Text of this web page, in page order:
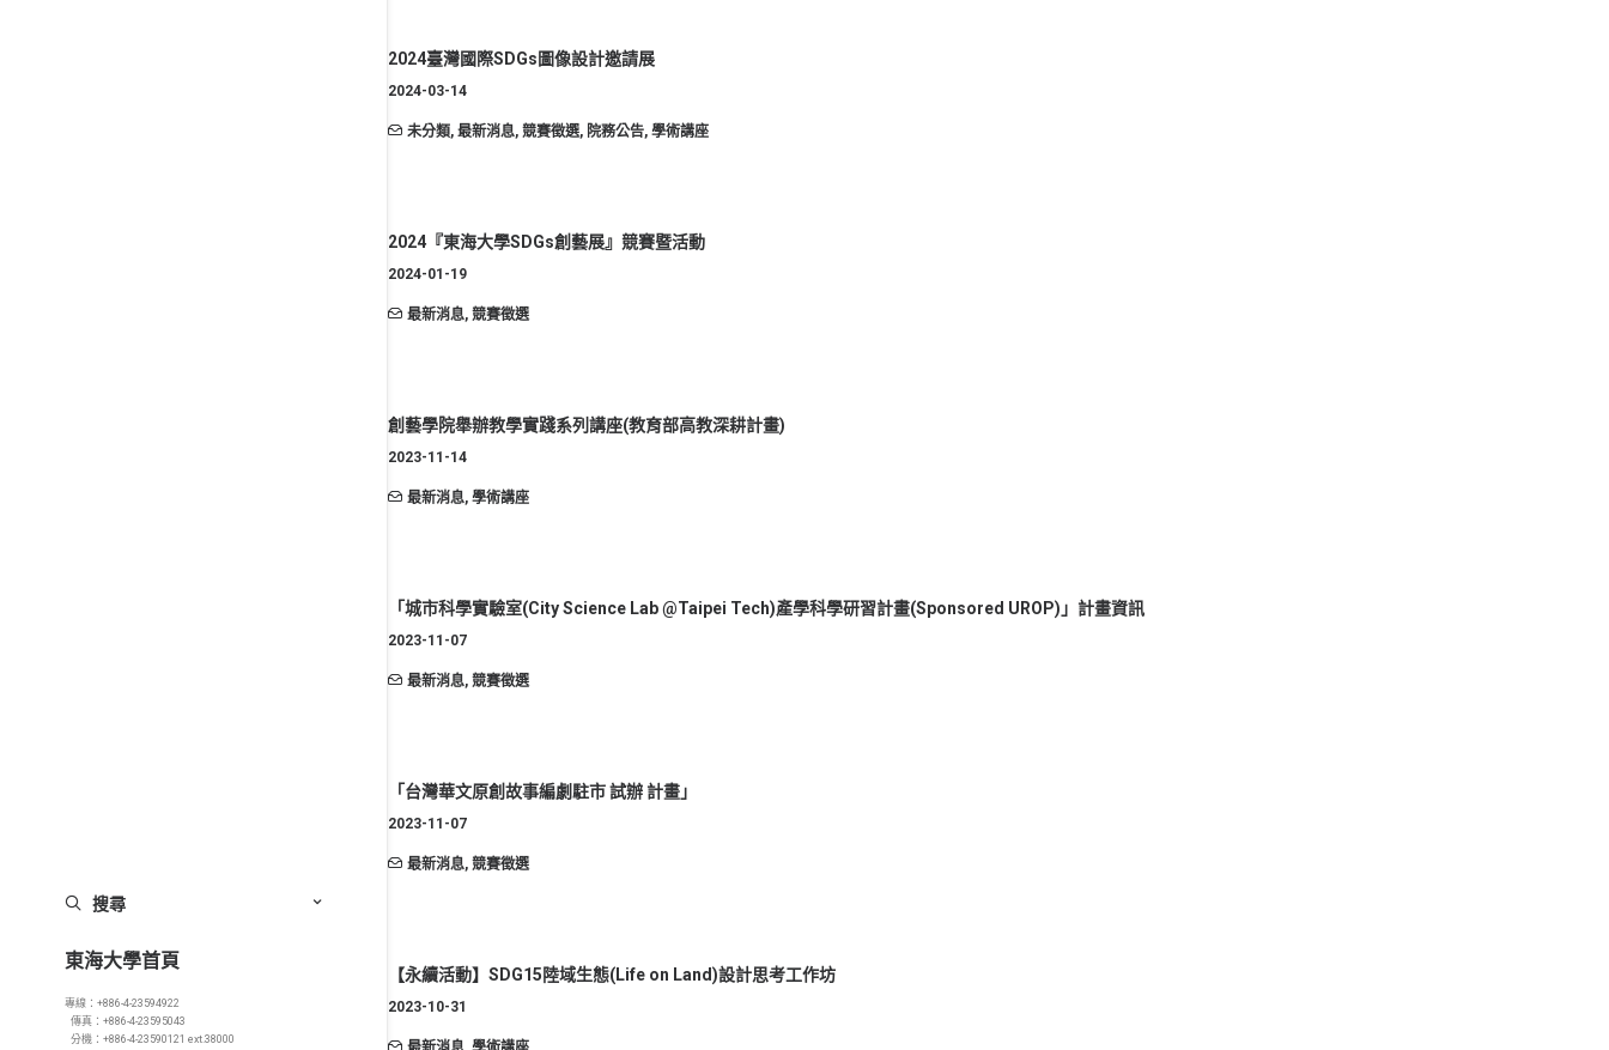
搜尋
東海大學首頁
專線：+886-4-23594922
傳真：+886-4-23595043
分機：+886-4-23590121 ext.38000
2024臺灣國際SDGs圖像設計邀請展
2024-03-14
未分類, 最新消息, 競賽徵選, 院務公告, 學術講座
2024『東海大學SDGs創藝展』競賽暨活動
2024-01-19
最新消息, 競賽徵選
創藝學院舉辦教學實踐系列講座(教育部高教深耕計畫)
2023-11-14
最新消息, 學術講座
「城市科學實驗室(City Science Lab @Taipei Tech)產學科學研習計畫(Sponsored UROP)」計畫資訊
2023-11-07
最新消息, 競賽徵選
「台灣華文原創故事編劇駐市 試辦 計畫」
2023-11-07
最新消息, 競賽徵選
【永續活動】SDG15陸域生態(Life on Land)設計思考工作坊
2023-10-31